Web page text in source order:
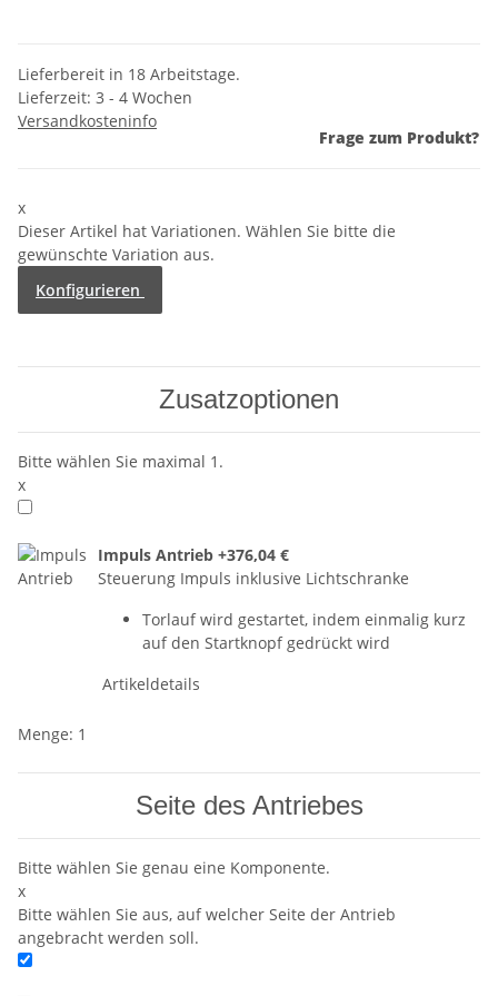
Lieferbereit in 18 Arbeitstage.
Lieferzeit: 3 - 4 Wochen
Versandkosteninfo
Frage zum Produkt?
x
Dieser Artikel hat Variationen. Wählen Sie bitte die
gewünschte Variation aus.
Konfigurieren
Zusatzoptionen
Bitte wählen Sie maximal 1.
x
Impuls Antrieb +376,04 €
Steuerung Impuls inklusive Lichtschranke
Torlauf wird gestartet, indem einmalig kurz
auf den Startknopf gedrückt wird
Artikeldetails
Menge: 1
Seite des Antriebes
Bitte wählen Sie genau eine Komponente.
x
Bitte wählen Sie aus, auf welcher Seite der Antrieb
angebracht werden soll.